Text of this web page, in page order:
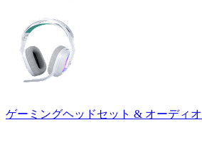
ゲーミングヘッドセット & オーディオ